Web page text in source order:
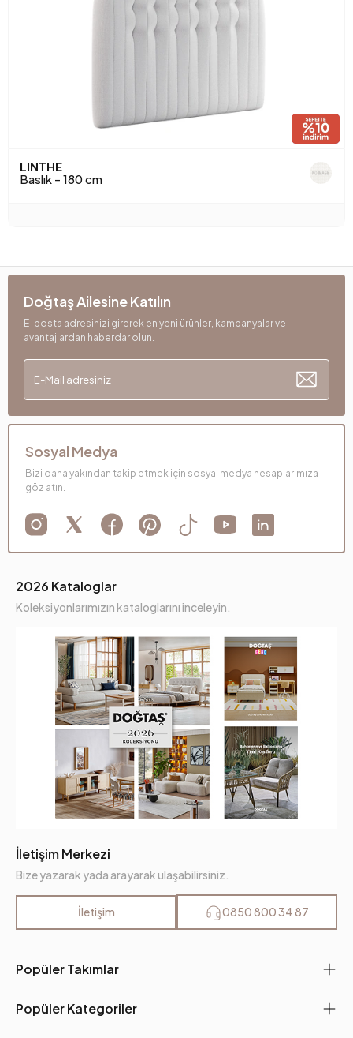
LINTHE
Baslık - 180 cm
Popüler Takımlar
Popüler Kategoriler
2026 Kataloglar
Koleksiyonlarımızın kataloglarını inceleyin.
İletişim Merkezi
Bize yazarak yada arayarak ulaşabilirsiniz.
İletişim 0850 800 34 87
Doğtaş Ailesine Katılın
E-posta adresinizi girerek en yeni ürünler, kampanyalar ve
avantajlardan haberdar olun.
Sosyal Medya
Bizi daha yakından takip etmek için sosyal medya hesaplarımıza
göz atın.